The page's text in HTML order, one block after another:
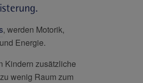
, werden Motorik,
Energie.
Kindern zusätzliche
wenig Raum zum